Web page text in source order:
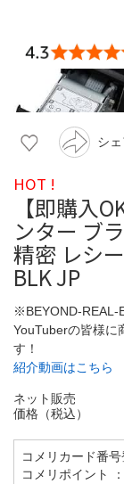
シ
HOT !
【即購入
ンター ブ
精密 レシ
BLK JP
※BEYOND-REAL-
YouTuberの皆様に
す！
紹介動画はこちら
ネット販売
価格（税込）
コメリカード番
コメリポイント ：